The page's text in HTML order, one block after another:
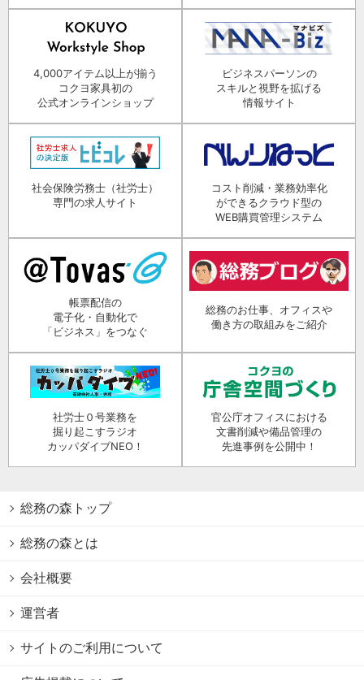
4,000アイテム以上が揃う
コクヨ家具初の
公式オンラインショップ
ビジネスパーソンの
スキルと視野を拡げる
情報サイト
社会保険労務士（社労士）
専門の求人サイト
コスト削減・業務効率化
ができるクラウド型の
WEB購買管理システム
帳票配信の
電子化・自動化で
「ビジネス」をつなぐ
総務のお仕事、オフィスや
働き方の取組みをご紹介
社労士０号業務を
掘り起こすラジオ
カッパダイブNEO！
官公庁オフィスにおける
文書削減や備品管理の
先進事例を公開中！
総務の森トップ
総務の森とは
会社概要
運営者
サイトのご利用について